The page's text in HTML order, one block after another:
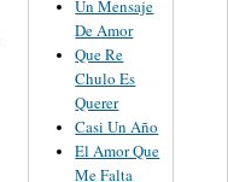
Un Mensaje
De Amor
Que Re
Chulo Es
Querer
Casi Un Año
El Amor Que
Me Falta